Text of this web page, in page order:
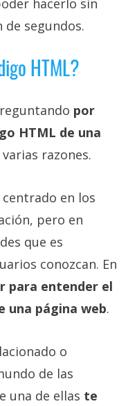
hacerlo sin
segundos.
HTML?
por
HTML de una
razones.
en los
pero en
que es
conozcan. En
para entender el
una página web.
o
de las
una de ellas te